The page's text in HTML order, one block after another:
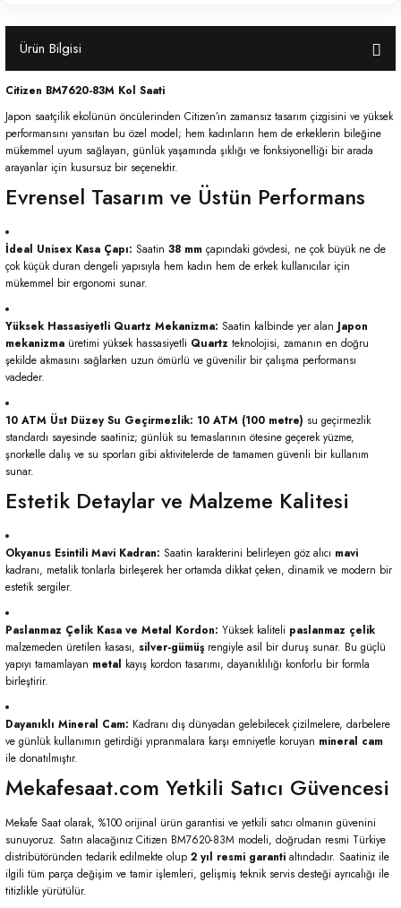
Ürün Bilgisi
Citizen BM7620-83M Kol Saati
Japon saatçilik ekolünün öncülerinden Citizen’ın zamansız tasarım çizgisini ve yüksek
performansını yansıtan bu özel model; hem kadınların hem de erkeklerin bileğine
mükemmel uyum sağlayan, günlük yaşamında şıklığı ve fonksiyonelliği bir arada
arayanlar için kusursuz bir seçenektir.
Evrensel Tasarım ve Üstün Performans
İdeal Unisex Kasa Çapı: Saatin 38 mm çapındaki gövdesi, ne çok büyük ne de
çok küçük duran dengeli yapısıyla hem kadın hem de erkek kullanıcılar için
mükemmel bir ergonomi sunar.
Yüksek Hassasiyetli Quartz Mekanizma: Saatin kalbinde yer alan Japon
mekanizma üretimi yüksek hassasiyetli Quartz teknolojisi, zamanın en doğru
şekilde akmasını sağlarken uzun ömürlü ve güvenilir bir çalışma performansı
vadeder.
10 ATM Üst Düzey Su Geçirmezlik: 10 ATM (100 metre) su geçirmezlik
standardı sayesinde saatiniz; günlük su temaslarının ötesine geçerek yüzme,
şnorkelle dalış ve su sporları gibi aktivitelerde de tamamen güvenli bir kullanım
sunar.
Estetik Detaylar ve Malzeme Kalitesi
Okyanus Esintili Mavi Kadran: Saatin karakterini belirleyen göz alıcı mavi
kadranı, metalik tonlarla birleşerek her ortamda dikkat çeken, dinamik ve modern bir
estetik sergiler.
Paslanmaz Çelik Kasa ve Metal Kordon: Yüksek kaliteli paslanmaz çelik
malzemeden üretilen kasası, silver-gümüş rengiyle asil bir duruş sunar. Bu güçlü
yapıyı tamamlayan metal kayış kordon tasarımı, dayanıklılığı konforlu bir formla
birleştirir.
Dayanıklı Mineral Cam: Kadranı dış dünyadan gelebilecek çizilmelere, darbelere
ve günlük kullanımın getirdiği yıpranmalara karşı emniyetle koruyan mineral cam
ile donatılmıştır.
Mekafesaat.com Yetkili Satıcı Güvencesi
Mekafe Saat olarak, %100 orijinal ürün garantisi ve yetkili satıcı olmanın güvenini
sunuyoruz. Satın alacağınız Citizen BM7620-83M modeli, doğrudan resmi Türkiye
distribütöründen tedarik edilmekte olup 2 yıl resmi garanti altındadır. Saatiniz ile
ilgili tüm parça değişim ve tamir işlemleri, gelişmiş teknik servis desteği ayrıcalığı ile
titizlikle yürütülür.